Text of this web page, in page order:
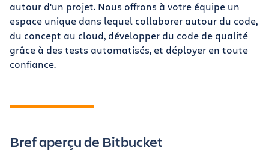
autour d'un projet. Nous offrons à votre équipe un
espace unique dans lequel collaborer autour du code,
du concept au cloud, développer du code de qualité
grâce à des tests automatisés, et déployer en toute
confiance.
Bref aperçu de Bitbucket